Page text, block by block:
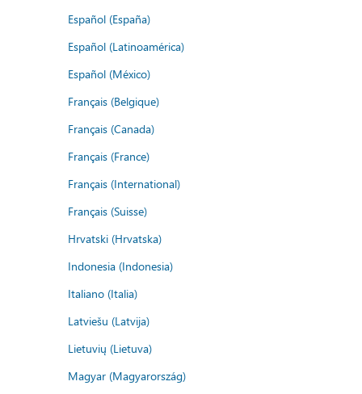
Español (España)
Español (Latinoamérica)
Español (México)
Français (Belgique)
Français (Canada)
Français (France)
Français (International)
Français (Suisse)
Hrvatski (Hrvatska)
Indonesia (Indonesia)
Italiano (Italia)
Latviešu (Latvija)
Lietuvių (Lietuva)
Magyar (Magyarország)